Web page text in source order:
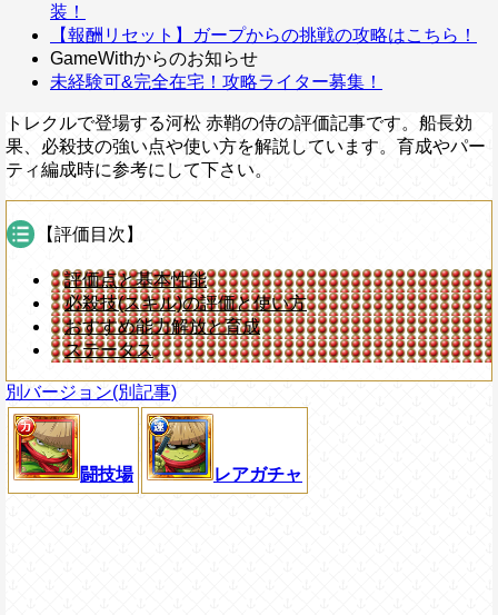
装！
【報酬リセット】ガープからの挑戦の攻略はこちら！
GameWithからのお知らせ
未経験可&完全在宅！攻略ライター募集！
トレクルで登場する河松 赤鞘の侍の評価記事です。船長効
果、必殺技の強い点や使い方を解説しています。育成やパー
ティ編成時に参考にして下さい。
【評価目次】
評価点と基本性能
必殺技(スキル)の評価と使い方
おすすめ能力解放と育成
ステータス
別バージョン(別記事)
闘技場 レアガチャ